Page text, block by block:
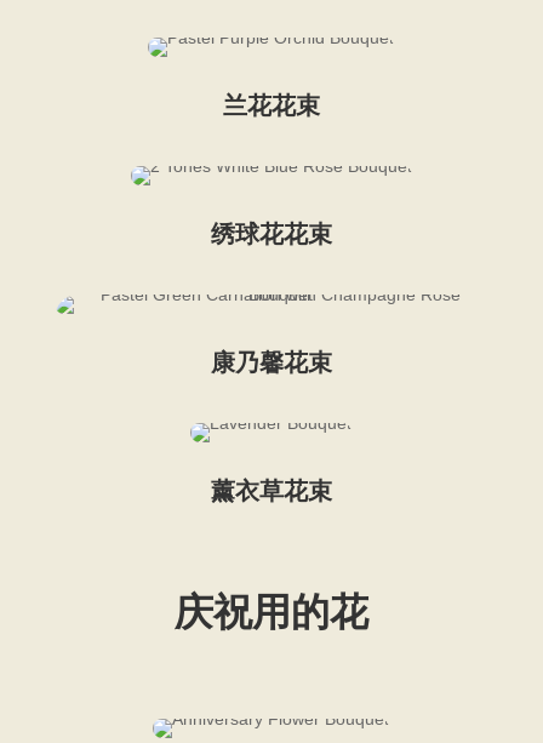
兰花花束
绣球花花束
康乃馨花束
薰衣草花束
庆祝用的花